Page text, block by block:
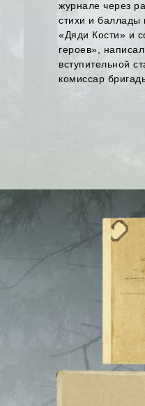
журнале через
стихи и баллады
«Дяди Кости» и
героев»,
вступительной
комиссар